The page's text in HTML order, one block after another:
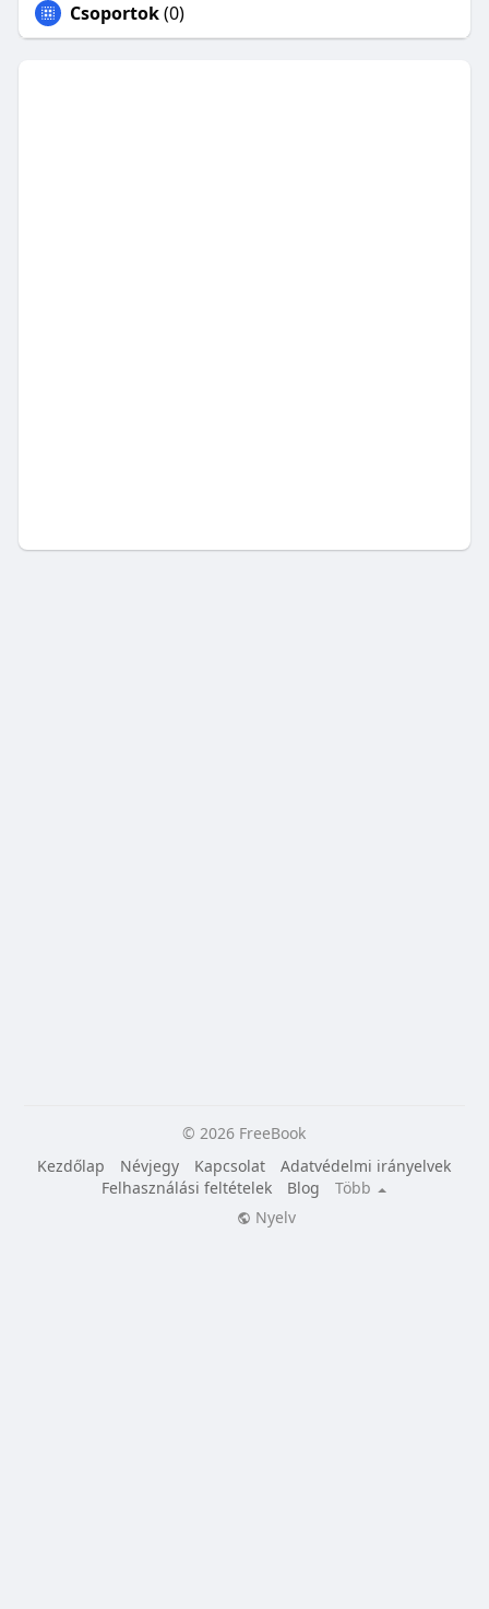
Csoportok(0)
© 2026 FreeBook
Kezdőlap
Névjegy Kapcsolat
Adatvédelmi irányelvek
Felhasználási feltételek
Blog
Több
Nyelv